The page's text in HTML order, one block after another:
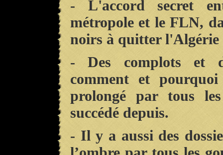
- L'accord secret
métropole et le FLN,
noirs à quitter l'Algérie
- Des complots et
comment et
prolongé par tous
succédé depuis.
- Il y a aussi des